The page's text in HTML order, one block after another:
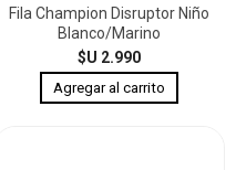
Fila Champion Disruptor Niño
Blanco/Marino
$U 2.990